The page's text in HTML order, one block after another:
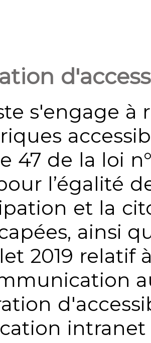
s'engage à
47 de la loi
l’égalité
et la
ainsi
2019 relatif